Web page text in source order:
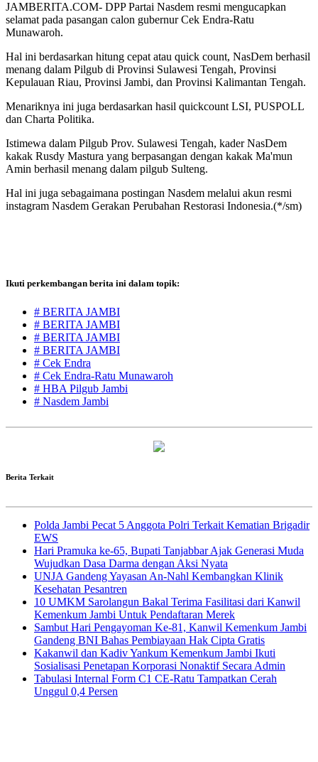
JAMBERITA.COM- DPP Partai Nasdem resmi mengucapkan
selamat pada pasangan calon gubernur Cek Endra-Ratu
Munawaroh.
Hal ini berdasarkan hitung cepat atau quick count, NasDem berhasil
menang dalam Pilgub di Provinsi Sulawesi Tengah, Provinsi
Kepulauan Riau, Provinsi Jambi, dan Provinsi Kalimantan Tengah.
Menariknya ini juga berdasarkan hasil quickcount LSI, PUSPOLL
dan Charta Politika.
Istimewa dalam Pilgub Prov. Sulawesi Tengah, kader NasDem
kakak Rusdy Mastura yang berpasangan dengan kakak Ma'mun
Amin berhasil menang dalam pilgub Sulteng.
Hal ini juga sebagaimana postingan Nasdem melalui akun resmi
instagram Nasdem Gerakan Perubahan Restorasi Indonesia.(*/sm)
Ikuti perkembangan berita ini dalam topik:
# BERITA JAMBI
# BERITA JAMBI
# BERITA JAMBI
# BERITA JAMBI
# Cek Endra
# Cek Endra-Ratu Munawaroh
# HBA Pilgub Jambi
# Nasdem Jambi
Berita Terkait
Polda Jambi Pecat 5 Anggota Polri Terkait Kematian Brigadir
EWS
Hari Pramuka ke-65, Bupati Tanjabbar Ajak Generasi Muda
Wujudkan Dasa Darma dengan Aksi Nyata
UNJA Gandeng Yayasan An-Nahl Kembangkan Klinik
Kesehatan Pesantren
10 UMKM Sarolangun Bakal Terima Fasilitasi dari Kanwil
Kemenkum Jambi Untuk Pendaftaran Merek
Sambut Hari Pengayoman Ke-81, Kanwil Kemenkum Jambi
Gandeng BNI Bahas Pembiayaan Hak Cipta Gratis
Kakanwil dan Kadiv Yankum Kemenkum Jambi Ikuti
Sosialisasi Penetapan Korporasi Nonaktif Secara Admin
Tabulasi Internal Form C1 CE-Ratu Tampatkan Cerah
Unggul 0,4 Persen